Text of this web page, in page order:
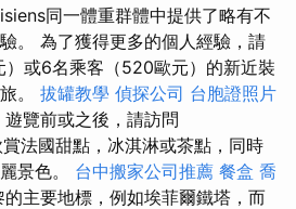
同一體重群體中提供了略有不
。 為了獲得更多的個人經驗，請
或6名乘客（520歐元）的新近裝
。 拔罐教學 偵探公司 台胞證照片
遊覽前或之後，請訪問
法國甜點，冰淇淋或茶點，同時
景色。 台中搬家公司推薦 餐盒 喬
主要地標，例如埃菲爾鐵塔，而